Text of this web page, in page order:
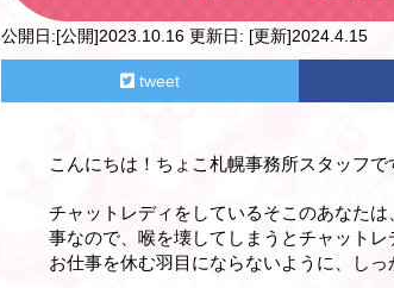
公開日:[公開]2023.10.16 更新日: [更新]2024.4.15
tweet
こんにちは！ちょこ札幌事務所スタッフで
チャットレディをしているそこのあなた
事なので、喉を壊してしまうとチャット
お仕事を休む羽目にならないように、し